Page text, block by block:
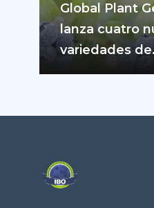
Global Plant
lanza cuatro
variedades de
arándanos de
producción…